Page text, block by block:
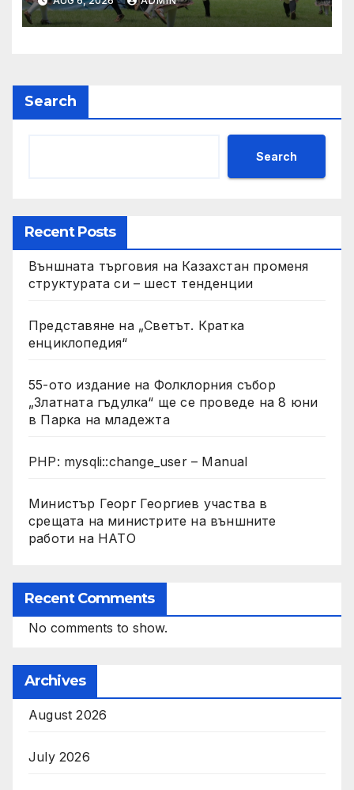
проведе на 8 юни в Парка
на младежта
Search
Search
Recent Posts
Външната търговия на Казахстан променя
структурата си – шест тенденции
Представяне на „Светът. Кратка
енциклопедия“
55-ото издание на Фолклорния събор
„Златната гъдулка“ ще се проведе на 8 юни
в Парка на младежта
PHP: mysqli::change_user – Manual
Министър Георг Георгиев участва в
срещата на министрите на външните
работи на НАТО
Recent Comments
No comments to show.
Archives
August 2026
July 2026